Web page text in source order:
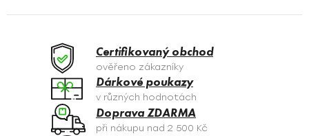
á
c
í
p
r
v
Certifikovaný obchod
ověřeno zákazníky
Dárkové poukazy
v různých hodnotách
Doprava ZDARMA
při nákupu nad 2 500 Kč